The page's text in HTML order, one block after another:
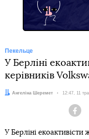
Пекельце
У Берліні
керівників
Автор:
Ангеліна Шеремет Дата:
12:47, 11
У Берліні